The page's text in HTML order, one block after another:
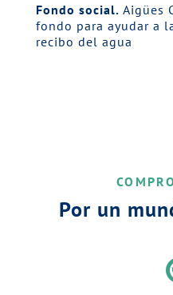
Fondo social. Aigües
fondo para ayudar a
recibo del agua
Por un